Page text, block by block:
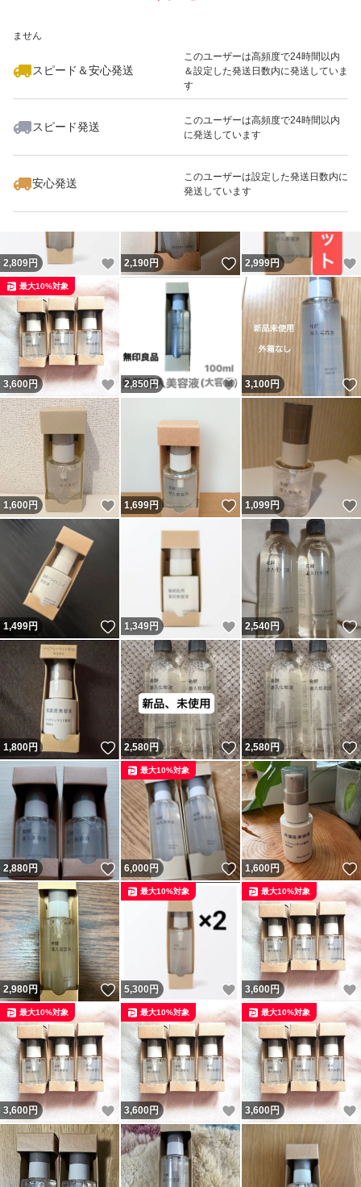
ません
スピード＆安心発送
このユーザーは高頻度で24時間以内
＆設定した発送日数内に発送していま
す
スピード発送
このユーザーは高頻度で24時間以内
に発送しています
安心発送
このユーザーは設定した発送日数内に
発送しています
いいね！
2,850
2,809円 いいね！
2,190円 いいね！
2,999円
3,600円 いいね！
最大10%対象
2,850円 いいね！
3,100円
1,600円 いいね！
1,699円 いいね！
1,099円
1,499円 いいね！
1,349円 いいね！
2,540円
1,800円 いいね！
2,580円 いいね！
2,580円
2,880円 いいね！
6,000円 いいね！
最大10%対象
1,600円
2,980円 いいね！
5,300 円 いいね！
最大10%対象
3,600円
最大10%対象
3,600円 いいね！
最大10%対象
3,600円 いいね！
最大10%対象
3,600円
最大10%対象